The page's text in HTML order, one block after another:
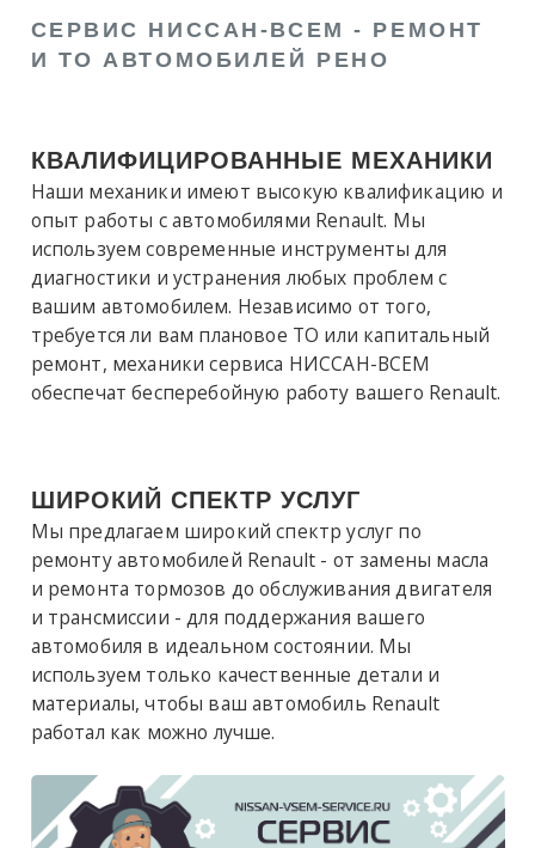
СЕРВИС НИССАН-ВСЕМ - РЕМОНТ
И ТО АВТОМОБИЛЕЙ РЕНО
КВАЛИФИЦИРОВАННЫЕ МЕХАНИКИ
Наши механики имеют высокую квалификацию и
опыт работы с автомобилями Renault. Мы
используем современные инструменты для
диагностики и устранения любых проблем с
вашим автомобилем. Независимо от того,
требуется ли вам плановое ТО или капитальный
ремонт, механики сервиса НИССАН-ВСЕМ
обеспечат бесперебойную работу вашего Renault.
ШИРОКИЙ СПЕКТР УСЛУГ
Мы предлагаем широкий спектр услуг по
ремонту автомобилей Renault - от замены масла
и ремонта тормозов до обслуживания двигателя
и трансмиссии - для поддержания вашего
автомобиля в идеальном состоянии. Мы
используем только качественные детали и
материалы, чтобы ваш автомобиль Renault
работал как можно лучше.